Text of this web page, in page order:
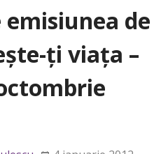
de
ţi viaţa –